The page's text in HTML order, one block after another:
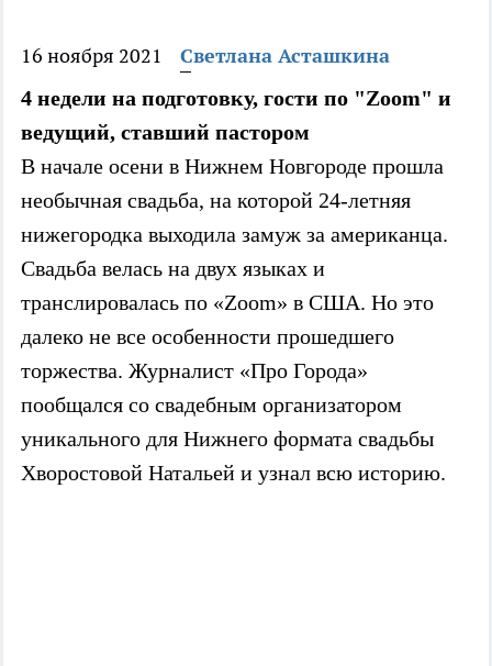
16 ноября 2021 Светлана Асташкина
4 недели на подготовку, гости по "Zoom" и
ведущий, ставший пастором
В начале осени в Нижнем Новгороде прошла
необычная свадьба, на которой 24-летняя
нижегородка выходила замуж за американца.
Свадьба велась на двух языках и
транслировалась по «Zoom» в США. Но это
далеко не все особенности прошедшего
торжества. Журналист «Про Города»
пообщался со свадебным организатором
уникального для Нижнего формата свадьбы
Хворостовой Натальей и узнал всю историю.